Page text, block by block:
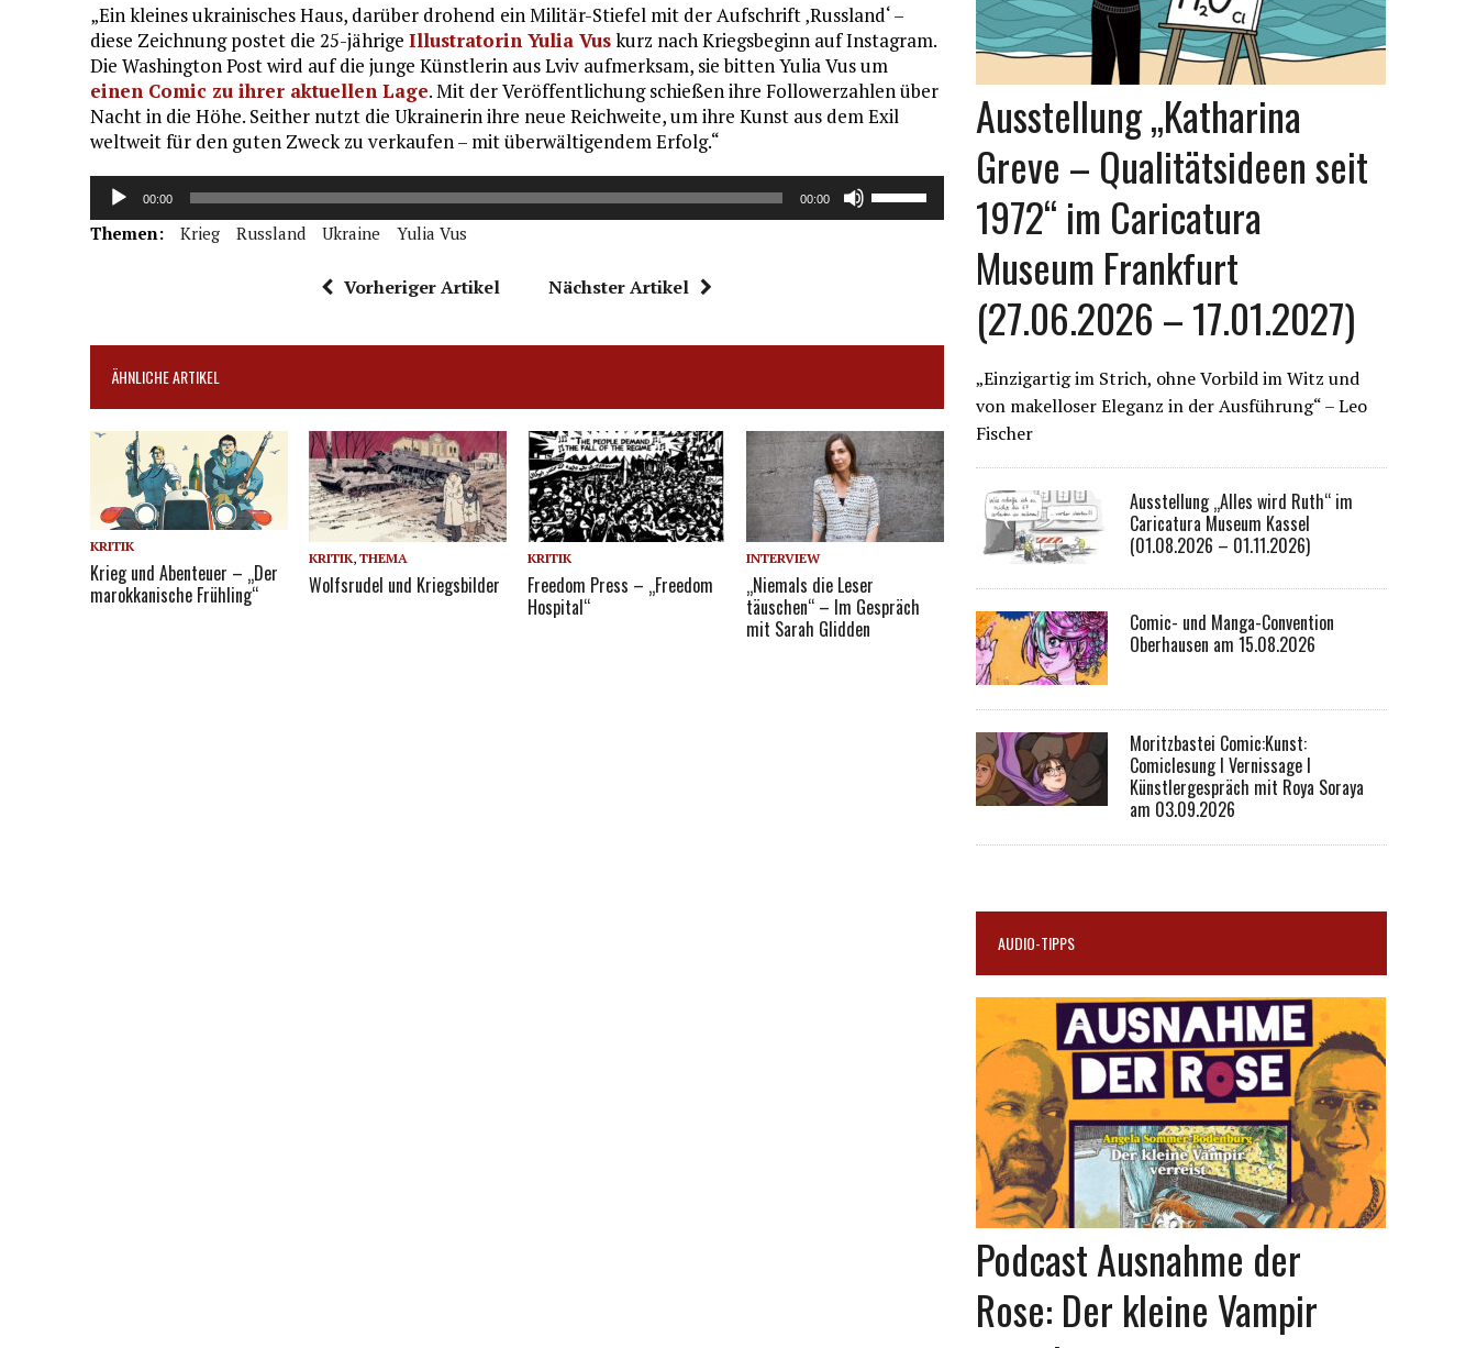
„Ein kleines ukrainisches Haus, darüber drohend ein Militär-Stiefel mit der Aufschrift ‚Russland‘ –
diese Zeichnung postet die 25-jährige Illustratorin Yulia Vuskurz nach Kriegsbeginn auf Instagram.
Die Washington Post wird auf die junge Künstlerin aus Lviv aufmerksam, sie bitten Yulia Vus um
einen Comic zu ihrer aktuellen Lage. Mit der Veröffentlichung schießen ihre Followerzahlen über
Nacht in die Höhe. Seither nutzt die Ukrainerin ihre neue Reichweite, um ihre Kunst aus dem Exil
weltweit für den guten Zweck zu verkaufen – mit überwältigendem Erfolg.“
Audio-
Player
00:00 00:00
Hoch/Runter
Themen: Krieg Russland Ukraine Yulia Vus
Vorheriger Artikel Nächster Artikel
ÄHNLICHE ARTIKEL
KRITIK
Krieg und Abenteuer – „Der
marokkanische Frühling“
KRITIK,THEMA
Wolfsrudel und Kriegsbilder
KRITIK
Freedom Press – „Freedom
Hospital“
INTERVIEW
„Niemals die Leser
täuschen“ – Im Gespräch
mit Sarah Glidden
Ausstellung „Katharina
Greve – Qualitätsideen seit
1972“ im Caricatura
Museum Frankfurt
(27.06.2026 – 17.01.2027)
„Einzigartig im Strich, ohne Vorbild im Witz und
von makelloser Eleganz in der Ausführung“ – Leo
Fischer
Ausstellung „Alles wird Ruth“ im
Caricatura Museum Kassel
(01.08.2026 – 01.11.2026)
Comic- und Manga-Convention
Oberhausen am 15.08.2026
Moritzbastei Comic:Kunst:
Comiclesung I Vernissage I
Künstlergespräch mit Roya Soraya
am 03.09.2026
AUDIO-TIPPS
Podcast Ausnahme der
Rose: Der kleine Vampir